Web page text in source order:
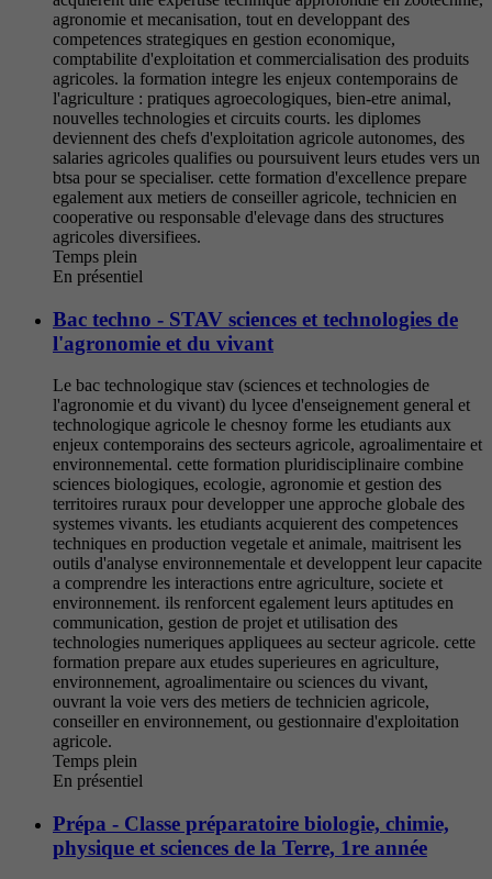
agronomie et mecanisation, tout en developpant des
competences strategiques en gestion economique,
comptabilite d'exploitation et commercialisation des produits
agricoles. la formation integre les enjeux contemporains de
l'agriculture : pratiques agroecologiques, bien-etre animal,
nouvelles technologies et circuits courts. les diplomes
deviennent des chefs d'exploitation agricole autonomes, des
salaries agricoles qualifies ou poursuivent leurs etudes vers un
btsa pour se specialiser. cette formation d'excellence prepare
egalement aux metiers de conseiller agricole, technicien en
cooperative ou responsable d'elevage dans des structures
agricoles diversifiees.
Temps plein
En présentiel
Bac techno - STAV sciences et technologies de
l'agronomie et du vivant
Le bac technologique stav (sciences et technologies de
l'agronomie et du vivant) du lycee d'enseignement general et
technologique agricole le chesnoy forme les etudiants aux
enjeux contemporains des secteurs agricole, agroalimentaire et
environnemental. cette formation pluridisciplinaire combine
sciences biologiques, ecologie, agronomie et gestion des
territoires ruraux pour developper une approche globale des
systemes vivants. les etudiants acquierent des competences
techniques en production vegetale et animale, maitrisent les
outils d'analyse environnementale et developpent leur capacite
a comprendre les interactions entre agriculture, societe et
environnement. ils renforcent egalement leurs aptitudes en
communication, gestion de projet et utilisation des
technologies numeriques appliquees au secteur agricole. cette
formation prepare aux etudes superieures en agriculture,
environnement, agroalimentaire ou sciences du vivant,
ouvrant la voie vers des metiers de technicien agricole,
conseiller en environnement, ou gestionnaire d'exploitation
agricole.
Temps plein
En présentiel
Prépa - Classe préparatoire biologie, chimie,
physique et sciences de la Terre, 1re année